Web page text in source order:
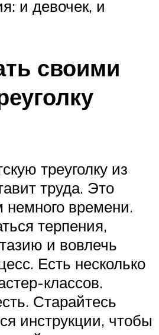
и девочек, и
своими
треуголку из
труда. Это
немного времени.
терпения,
и вовлечь
Есть несколько
классов.
Старайтесь
инструкции, чтобы